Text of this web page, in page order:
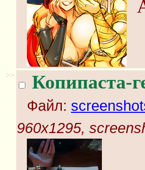
>> Копипаста-
Файл:
960x1295,